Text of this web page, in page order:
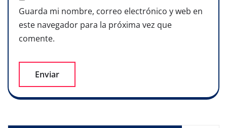
Guarda mi nombre, correo electrónico y web en
este navegador para la próxima vez que
comente.